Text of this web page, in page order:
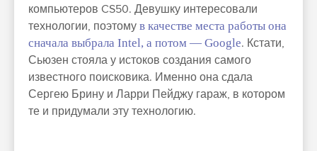
компьютеров CS50. Девушку интересовали
технологии, поэтому в качестве места работы она
сначала выбрала Intel, а потом — Google. Кстати,
Сьюзен стояла у истоков создания самого
известного поисковика. Именно она сдала
Сергею Брину и Ларри Пейджу гараж, в котором
те и придумали эту технологию.